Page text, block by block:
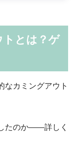
トとは？ゲ
なカミングアウト
たのか——詳しく